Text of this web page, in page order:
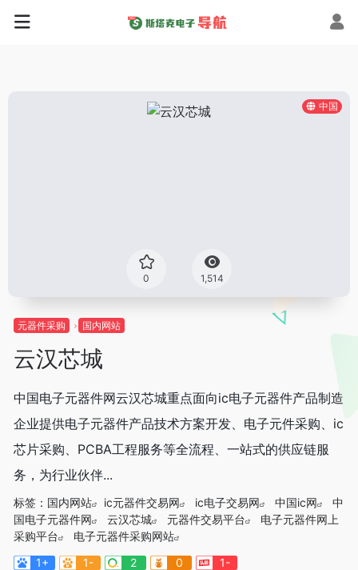
中国
0 1,514
元器件采购 国内网站
云汉芯城
中国电子元器件网云汉芯城重点面向ic电子元器件产品制造
企业提供电子元器件产品技术方案开发、电子元件采购、ic
芯片采购、PCBA工程服务等全流程、一站式的供应链服
务，为行业伙伴...
标签： 国内网站 ic元器件交易网 ic电子交易网 中国ic网
中
国电子元器件网
云汉芯城 元器件交易平台
电子元器件网上
采购平台
电子元器件采购网站
1+
1- 2 0 1-